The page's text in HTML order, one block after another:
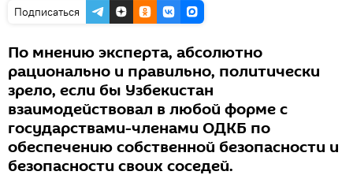
Подписаться
По мнению эксперта, абсолютно
рационально и правильно, политически
зрело, если бы Узбекистан
взаимодействовал в любой форме с
государствами-членами ОДКБ по
обеспечению собственной безопасности и
безопасности своих соседей.